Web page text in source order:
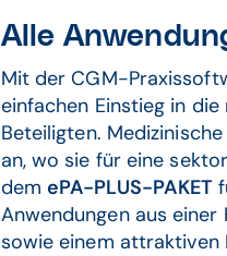
Alle
Mit der CGM-
einfachen Einstieg in
Beteiligten.
an, wo sie für eine
dem ePA-PLUS-PAKET
Anwendungen aus
sowie einem attraktiven